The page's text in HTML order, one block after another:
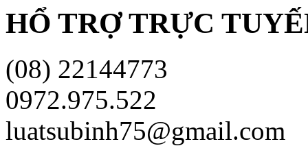
HỔ TRỢ TRỰC
(08) 22144773
0972.975.522
luatsubinh75@gmail.com